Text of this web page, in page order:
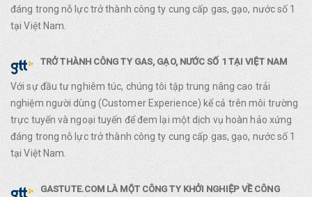
đáng trong nỗ lực trở thành công ty cung cấp gas, gạo, nước số 1
tại Việt Nam.
TRỞ THÀNH CÔNG TY GAS, GẠO, NƯỚC SỐ 1 TẠI VIỆT NAM
Với sự đầu tư nghiêm túc, chúng tôi tập trung nâng cao trải
nghiệm người dùng (Customer Experience) kể cả trên môi trường
trực tuyến và ngoại tuyến để đem lại một dịch vụ hoàn hảo xứng
đáng trong nỗ lực trở thành công ty cung cấp gas, gạo, nước số 1
tại Việt Nam.
GASTUTE.COM LÀ MỘT CÔNG TY KHỞI NGHIỆP VỀ CÔNG